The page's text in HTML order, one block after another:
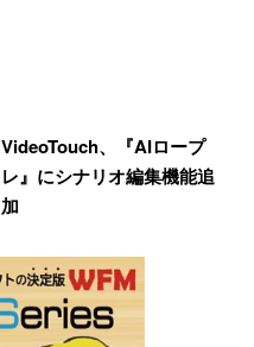
VideoTouch、『AIロープ
レ』にシナリオ編集機能追
加